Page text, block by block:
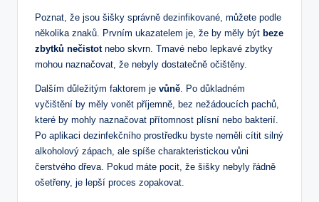
Poznat, že jsou šišky správně dezinfikované, můžete podle
několika znaků. Prvním ukazatelem je, že by měly být beze
zbytků nečistotnebo skvrn. Tmavé nebo lepkavé zbytky
mohou naznačovat, že nebyly dostatečně očištěny.
Dalším důležitým faktorem je vůně . Po důkladném
vyčištění by měly vonět příjemně, bez nežádoucích pachů,
které by mohly naznačovat přítomnost plísní nebo bakterií.
Po aplikaci dezinfekčního prostředku byste neměli cítit silný
alkoholový zápach, ale spíše charakteristickou vůni
čerstvého dřeva. Pokud máte pocit, že šišky nebyly řádně
ošetřeny, je lepší proces zopakovat.